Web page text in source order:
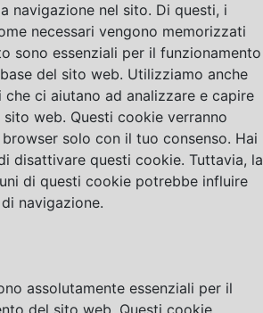
navigazione nel sito. Di questi, i
necessari vengono memorizzati
sono essenziali per il funzionamento
del sito web. Utilizziamo anche
ci aiutano ad analizzare e capire
web. Questi cookie verranno
solo con il tuo consenso. Hai
disattivare questi cookie. Tuttavia, la
di questi cookie potrebbe influire
navigazione.
assolutamente essenziali per il
del sito web. Questi cookie